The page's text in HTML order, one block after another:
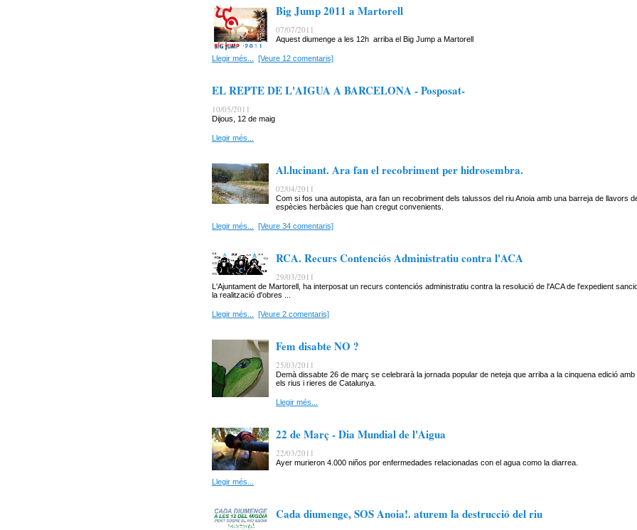
Big Jump 2011 a Martorell
07/07/2011
Aquest diumenge a les 12h arriba el Big Jump a Martorell
Llegir més... [Veure 12 comentaris]
EL REPTE DE L'AIGUA A BARCELONA - Posposat-
10/05/2011
Dijous, 12 de maig
Llegir més...
Al.lucinant. Ara fan el recobriment per hidrosembra.
02/04/2011
Com si fos una autopista, ara fan un recobriment dels talussos del riu Anoia amb una barreja de llavors
espècies herbàcies que han cregut convenients.
Llegir més... [Veure 34 comentaris]
RCA. Recurs Contenciós Administratiu contra l'ACA
29/03/2011
L'Ajuntament de Martorell, ha interposat un recurs contenciós administratiu contra la resolució de l'ACA de l'expedient
la realització d'obres ...
Llegir més... [Veure 2 comentaris]
Fem disabte NO ?
25/03/2011
Demà dissabte 26 de març se celebrarà la jornada popular de neteja que arriba a la cinquena edició
els rius i rieres de Catalunya.
Llegir més...
22 de Març - Dia Mundial de l'Aigua
22/03/2011
Ayer murieron 4.000 niños por enfermedades relacionadas con el agua como la diarrea.
Llegir més...
Cada diumenge, SOS Anoia!. aturem la destrucció del riu